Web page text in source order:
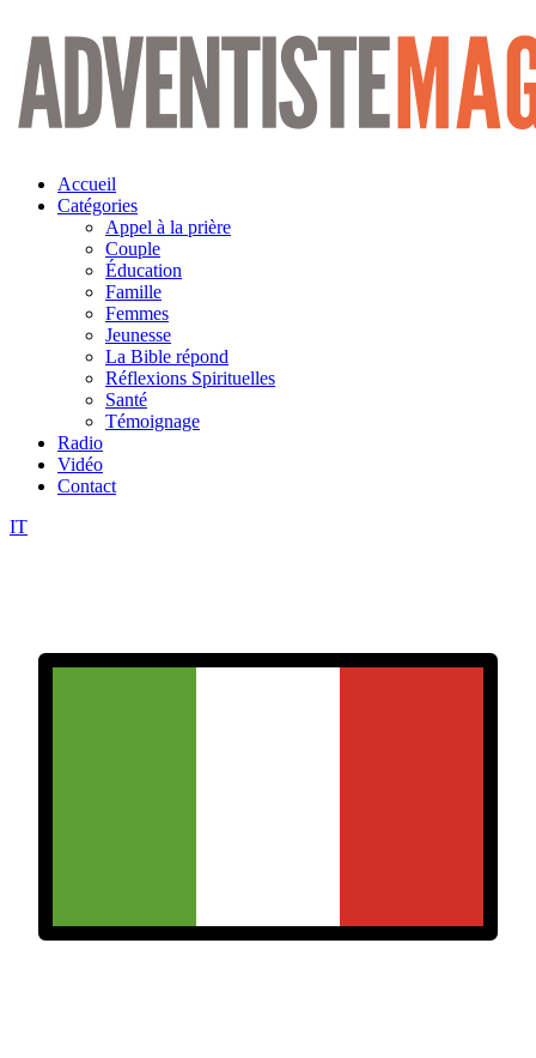
Aller
contenu
Accueil
Catégories
Appel à la prière
Couple
Éducation
Famille
Femmes
Jeunesse
La Bible répond
Réflexions Spirituelles
Santé
Témoignage
Radio
Vidéo
Contact
IT